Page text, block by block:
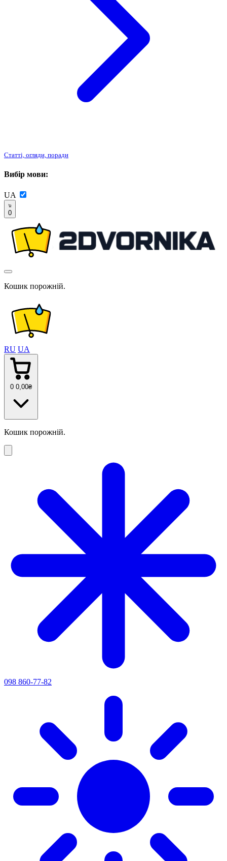
Статті, огляди, поради
Вибір мови:
UA
0
Кошик порожній.
RU UA
0 0 ,00₴
Кошик порожній.
098 860-77-82